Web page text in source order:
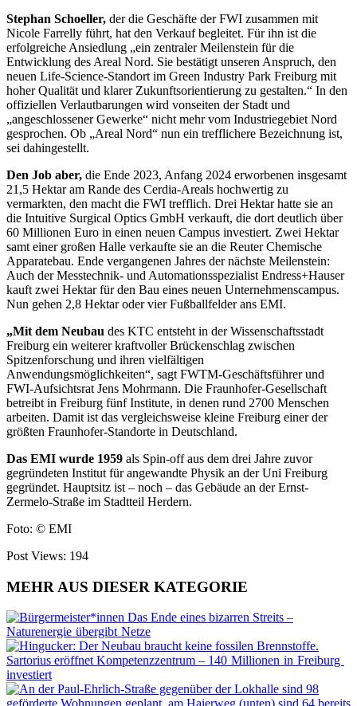
Stephan Schoeller, der die Geschäfte der FWI zusammen mit
Nicole Farrelly führt, hat den Verkauf begleitet. Für ihn ist die
erfolgreiche Ansiedlung „ein zentraler Meilenstein für die
Entwicklung des Areal Nord. Sie bestätigt unseren Anspruch, den
neuen Life-Science-Standort im Green Industry Park Freiburg mit
hoher Qualität und klarer Zukunftsorientierung zu gestalten.“ In den
offiziellen Verlautbarungen wird vonseiten der Stadt und
„angeschlossener Gewerke“ nicht mehr vom Industriegebiet Nord
gesprochen. Ob „Areal Nord“ nun ein trefflichere Bezeichnung ist,
sei dahingestellt.
Den Job aber, die Ende 2023, Anfang 2024 erworbenen insgesamt
21,5 Hektar am Rande des Cerdia-Areals hochwertig zu
vermarkten, den macht die FWI trefflich. Drei Hektarhatte sie an
die Intuitive Surgical Optics GmbH verkauft, die dort deutlich über
60 Millionen Euro in einen neuen Campus investiert. Zwei Hektar
samt einer großen Halle verkaufte sie an die Reuter Chemische
Apparatebau. Ende vergangenen Jahres der nächste Meilenstein:
Auch der Messtechnik- und Automationsspezialist Endress+Hauser
kauft zwei Hektar für den Bau eines neuen Unternehmenscampus.
Nun gehen 2,8 Hektar oder vier Fußballfelder ans EMI.
„Mit dem Neubau des KTC entsteht in der Wissenschaftsstadt
Freiburg ein weiterer kraftvoller Brückenschlag zwischen
Spitzenforschung und ihren vielfältigen
Anwendungsmöglichkeiten“, sagt FWTM-Geschäftsführer und
FWI-Aufsichtsrat Jens Mohrmann. Die Fraun­hofer-Gesellschaft
betreibt in Freiburg fünf Institute, in denen rund 2700 Menschen
arbeiten. Damit ist das vergleichsweise kleine Freiburg einer der
größten Fraunhofer-Standorte in Deutschland.
Das EMI wurde 1959 als Spin-off aus dem drei Jahre zuvor
gegründeten Institut für angewandte Physik an der Uni Freiburg
gegründet. Hauptsitz ist – noch – das Gebäude an der Ernst-
Zermelo-Straße im Stadtteil Herdern.
Foto: © EMI
Post Views: 194
MEHR AUS DIESER KATEGORIE
Das Ende eines bizarren Streits –
Naturenergie übergibt Netze
Sartorius eröffnet Kompetenzzentrum – 140 Millionen in Freiburg
investiert